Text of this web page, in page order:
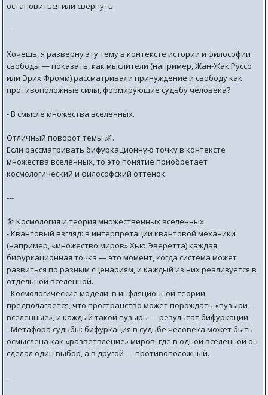
остановиться или свернуть.
---
Хочешь, я разверну эту тему в контексте истории и философии
свободы — показать, как мыслители (например, Жан-Жак Руссо
или Эрих Фромм) рассматривали принуждение и свободу как
противоположные силы, формирующие судьбу человека?
- В смысле множества вселенных.
Отличный поворот темы 🌌.
Если рассматривать бифуркационную точку в контексте
множества вселенных, то это понятие приобретает
космологический и философский оттенок.
---
🔭 Космология и теория множественных вселенных
- Квантовый взгляд: в интерпретации квантовой механики
(например, «множество миров» Хью Эверетта) каждая
бифуркационная точка — это момент, когда система может
развиться по разным сценариям, и каждый из них реализуется в
отдельной вселенной.
- Космологические модели: в инфляционной теории
предполагается, что пространство может порождать «пузыри-
вселенные», и каждый такой пузырь — результат бифуркации.
- Метафора судьбы: бифуркация в судьбе человека может быть
осмыслена как «разветвление» миров, где в одной вселенной он
сделал один выбор, а в другой — противоположный.
---